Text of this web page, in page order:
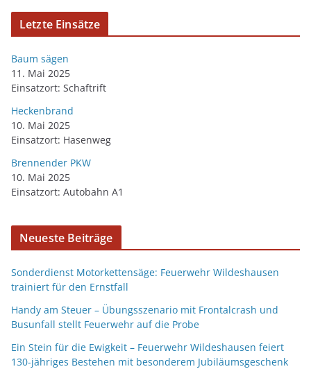
Letzte Einsätze
Baum sägen
11. Mai 2025
Einsatzort: Schaftrift
Heckenbrand
10. Mai 2025
Einsatzort: Hasenweg
Brennender PKW
10. Mai 2025
Einsatzort: Autobahn A1
Neueste Beiträge
Sonderdienst Motorkettensäge: Feuerwehr Wildeshausen
trainiert für den Ernstfall
Handy am Steuer – Übungsszenario mit Frontalcrash und
Busunfall stellt Feuerwehr auf die Probe
Ein Stein für die Ewigkeit – Feuerwehr Wildeshausen feiert
130-jähriges Bestehen mit besonderem Jubiläumsgeschenk